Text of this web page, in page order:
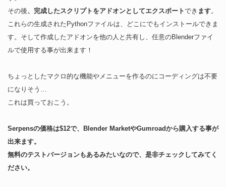
その後、完成したスクリプトをアドオンとしてエクスポートでき ます。
これらの生成されたPythonファイルは、どこにでもインストールできま
す。そして作成したアドオンを他の人と共有し、任意のBlenderファイ
ルで使用する事が出来ます！
ちょっとしたマクロ的な機能やメニューを作るのにコーディングは不要
になりそう…
これは買っておこう。
Serpensの価格は$12で、Blender MarketやGumroadから購入する事が
出来ます。
無料のテストバージョンもあるみたいなので、是非チェックしてみてく
ださい。